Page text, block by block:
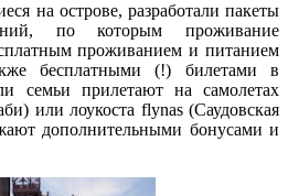
на острове, разработали пакеты
по которым проживание
проживанием и питанием
бесплатными (!) билетами в
семьи прилетают на самолетах
или лоукоста flynas (Саудовская
дополнительными бонусами и